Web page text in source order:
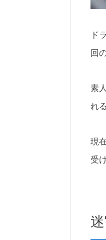
ド
回
素
れ
現
受